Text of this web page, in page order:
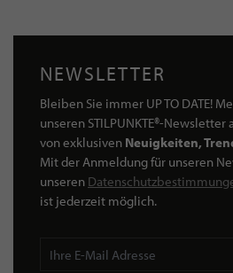
NEWSLETTER
Bleiben Sie immer UP TO DATE!
unseren STILPUNKTE®-
von exklusiven Neuigkeiten,
Mit der Anmeldung für unseren
unseren
ist jederzeit möglich.